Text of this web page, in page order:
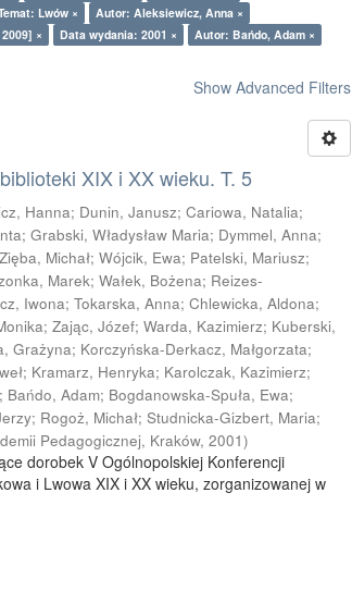
Lwów ×
Autor: Aleksiewicz, Anna ×
× Data wydania: 2001 ×
Autor: Bańdo, Adam ×
Show Advanced Filters
XIX i XX wieku. T. 5
Hanna; Dunin, Janusz;Cariowa, Natalia;
;Grabski, Władysław Maria; Dymmel, Anna;
Zięba, Michał;Wójcik, Ewa; Patelski, Mariusz;
Marek;Wałek, Bożena; Reizes-
Iwona;Tokarska, Anna;Chlewicka, Aldona;
;Zając, Józef;Warda, Kazimierz; Kuberski,
Grażyna; Korczyńska-Derkacz, Małgorzata;
; Kramarz, Henryka; Karolczak, Kazimierz;
; Bańdo, Adam; Bogdanowska-Spuła, Ewa;
; Rogoż, Michał;Studnicka-Gizbert, Maria;
Pedagogicznej, Kraków,2001)
dorobek V Ogólnopolskiej Konferencji
i Lwowa XIX i XX wieku, zorganizowanej w